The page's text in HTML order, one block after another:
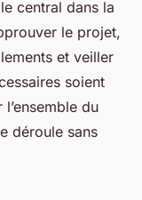
central dans la
le projet,
et veiller
soient
du
déroule sans